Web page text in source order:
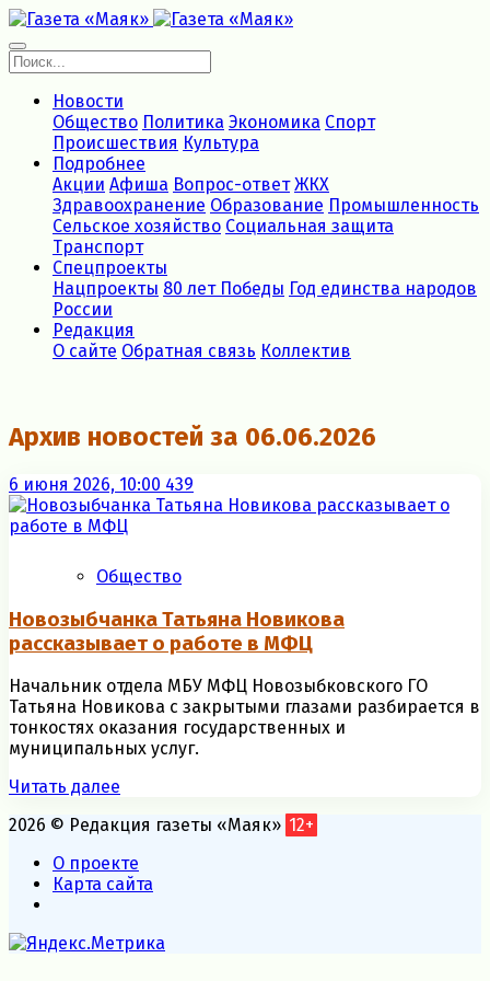
Новости
Общество Политика Экономика Спорт
Происшествия Культура
Подробнее
Акции Афиша Вопрос-ответ ЖКХ
Здравоохранение Образование Промышленность
Сельское хозяйство Социальная защита
Транспорт
Спецпроекты
Нацпроекты 80 лет Победы Год единства народов
России
Редакция
О сайте Обратная связь Коллектив
Архив новостей за 06.06.2026
6 июня 2026, 10:00 439
Общество
Новозыбчанка Татьяна Новикова
рассказывает о работе в МФЦ
Начальник отдела МБУ МФЦ Новозыбковского ГО
Татьяна Новикова с закрытыми глазами разбирается в
тонкостях оказания государственных и
муниципальных услуг.
Читать далее
2026 © Редакция газеты «Маяк» 12+
О проекте
Карта сайта